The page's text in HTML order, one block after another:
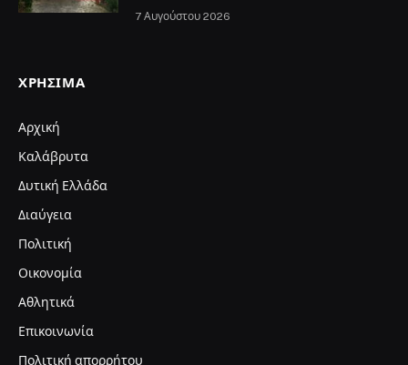
7 Αυγούστου 2026
ΧΡΉΣΙΜΑ
Αρχική
Καλάβρυτα
Δυτική Ελλάδα
Διαύγεια
Πολιτική
Οικονομία
Αθλητικά
Επικοινωνία
Πολιτική απορρήτου